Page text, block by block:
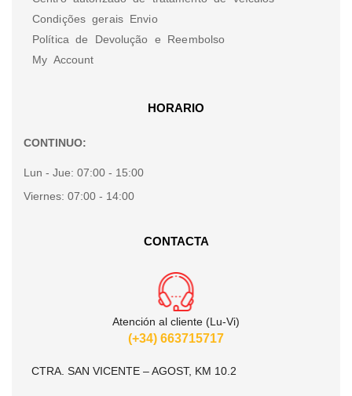
Condições gerais Envio
Política de Devolução e Reembolso
My Account
HORARIO
CONTINUO:
Lun - Jue: 07:00 - 15:00
Viernes: 07:00 - 14:00
CONTACTA
Atención al cliente (Lu-Vi)
(+34) 663715717
CTRA. SAN VICENTE – AGOST, KM 10.2